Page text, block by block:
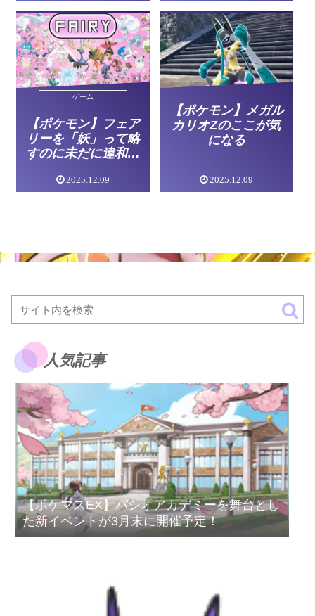
ゲーム
【ポケモン】フェア
リーを「妖」って略
すのに未だに違和感
2025.12.09
【ポケモン】メガル
カリオZのここが気
になる
2025.12.09
人気記事
【ポケマスEX】パシオアカデミーを舞台とし
た新イベントが3月末に開催予定！